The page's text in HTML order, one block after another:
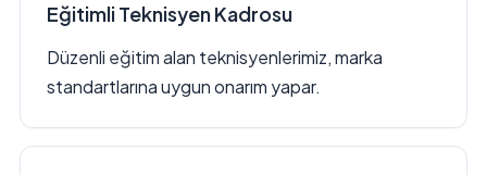
Eğitimli Teknisyen Kadrosu
Düzenli eğitim alan teknisyenlerimiz, marka
standartlarına uygun onarım yapar.